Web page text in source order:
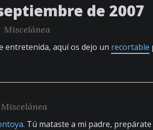
de 2007
Miscelánea
entretenida, aquí os dejo un recortable
Miscelánea
. Tú mataste a mi padre,